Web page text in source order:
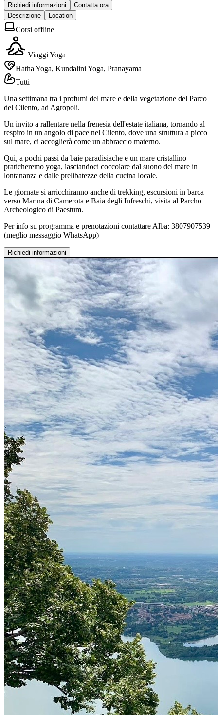
Richiedi informazioni
Contatta ora
Descrizione
Location
Corsi offline
Viaggi Yoga
Hatha Yoga, Kundalini Yoga, Pranayama
Tutti
Una settimana tra i profumi del mare e della vegetazione del Parco
del Cilento, ad Agropoli.
Un invito a rallentare nella frenesia dell'estate italiana, tornando al
respiro in un angolo di pace nel Cilento, dove una struttura a picco
sul mare, ci accoglierà come un abbraccio materno.
Qui, a pochi passi da baie paradisiache e un mare cristallino
praticheremo yoga, lasciandoci coccolare dal suono del mare in
lontananza e dalle prelibatezze della cucina locale.
Le giornate si arricchiranno anche di trekking, escursioni in barca
verso Marina di Camerota e Baia degli Infreschi, visita al Parcho
Archeologico di Paestum.
Per info su programma e prenotazioni contattare Alba: 3807907539
(meglio messaggio WhatsApp)
Richiedi informazioni